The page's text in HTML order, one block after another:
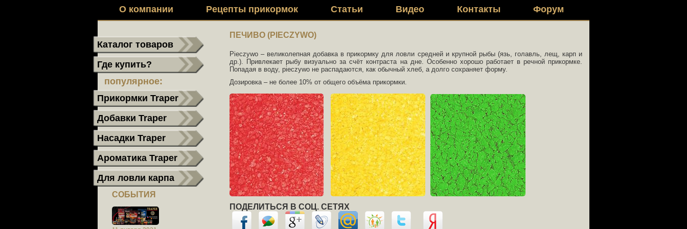
О компании Рецепты прикормок Статьи Видео Контакты Форум
Каталог товаров
Где купить?
популярное:
Прикормки Traper
Добавки Traper
Насадки Traper
Ароматика Traper
Для ловли карпа
СОБЫТИЯ
ПЕЧИВО (PIECZYWO)
Pieczywo – великолепная добавка в прикормку для ловли средней и крупной рыбы (язь, голавль, лещ, карп и
др.). Привлекает рыбу визуально за счёт контраста на дне. Особенно хорошо работает в речной прикормке.
Попадая в воду, pieczywo не распадаются, как обычный хлеб, а долго сохраняет форму.
Дозировка – не более 10% от общего объёма прикормки.
ПОДЕЛИТЬСЯ В СОЦ. СЕТЯХ